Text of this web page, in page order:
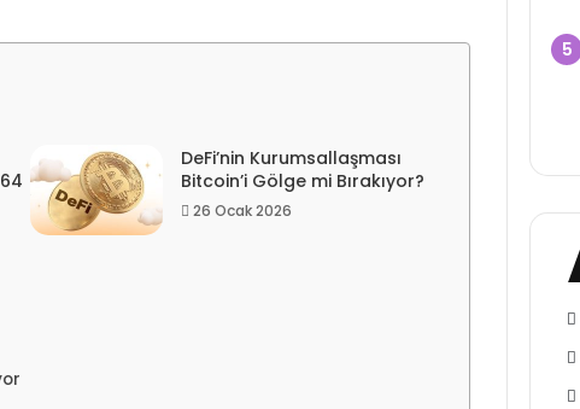
DeFi’nin Kurumsallaşması
Bitcoin’i Gölge mi Bırakıyor?
26 Ocak 2026